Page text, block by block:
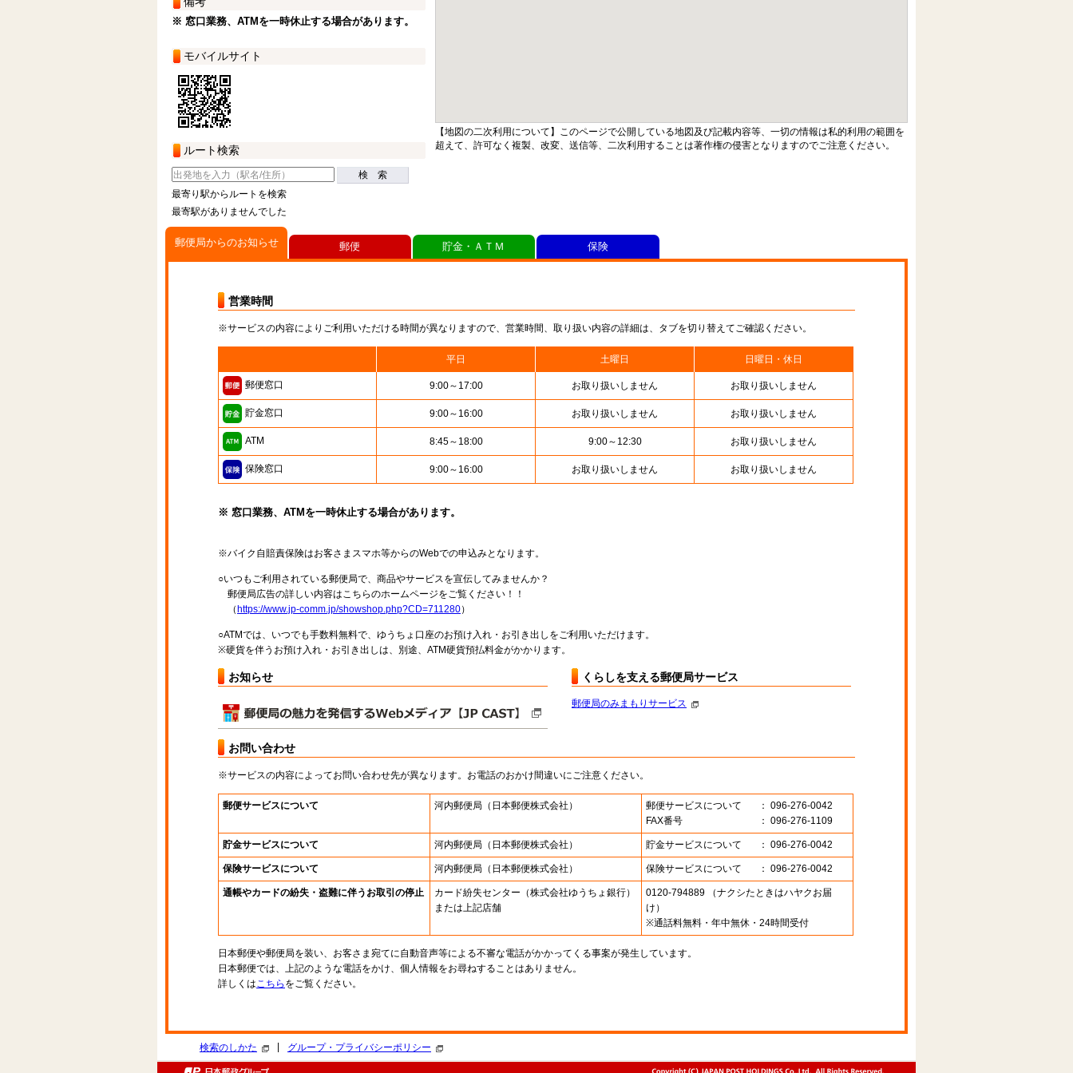
※ 窓口業務、ATMを一時休止する場合があります。
モバイルサイト
ルート検索
検 索
最寄り駅からルートを検索
最寄駅がありませんでした
【地図の二次利用について】このページで公開している地図及び記載内容等、一切の情報は私的利用の範囲を
超えて、許可なく複製、改変、送信等、二次利用することは著作権の侵害となりますのでご注意ください。
郵便局からのお知らせ
営業時間
※サービスの内容によりご利用いただける時間が異なりますので、営業時間、取り扱い内容の詳細は、タブを切り替えてご確認ください。
平日 土曜日 日曜日・休日
郵便窓口 9:00～17:00 お取り扱いしません お取り扱いしません
貯金窓口 9:00～16:00 お取り扱いしません お取り扱いしません
ATM 8:45～18:00 9:00～12:30 お取り扱いしません
保険窓口 9:00～16:00 お取り扱いしません お取り扱いしません
※ 窓口業務、ATMを一時休止する場合があります。
※バイク自賠責保険はお客さまスマホ等からのWebでの申込みとなります。
○いつもご利用されている郵便局で、商品やサービスを宣伝してみませんか？
郵便局広告の詳しい内容はこちらのホームページをご覧ください！！
（ https://www.jp-comm.jp/showshop.php?CD=711280）
○ATMでは、いつでも手数料無料で、ゆうちょ口座のお預け入れ・お引き出しをご利用いただけます。
※硬貨を伴うお預け入れ・お引き出しは、別途、ATM硬貨預払料金がかかります。
お知らせ くらしを支える郵便局サービス
郵便局のみまもりサービス
お問い合わせ
※サービスの内容によってお問い合わせ先が異なります。お電話のおかけ間違いにご注意ください。
郵便サービスについて 河内郵便局 （日本郵便株式会社） 郵便サービスについて
： 096-276-0042
FAX番号
： 096-276-1109
貯金サービスについて 河内郵便局 （日本郵便株式会社） 貯金サービスについて ： 096-276-0042
保険サービスについて 河内郵便局 （日本郵便株式会社） 保険サービスについて ： 096-276-0042
通帳やカードの紛失・盗難に伴うお取引の停止 カード紛失センター （株式会社ゆうちょ銀行）
または上記店舗
0120-794889 （ナクシたときはハヤクお届
け）
※通話料無料・年中無休・24時間受付
日本郵便や郵便局を装い、お客さま宛てに自動音声等による不審な電話がかかってくる事案が発生しています。
日本郵便では、上記のような電話をかけ、個人情報をお尋ねすることはありません。
詳しくはこちら をご覧ください。
郵便 貯金・ＡＴＭ 保険
検索のしかた グループ・プライバシーポリシー